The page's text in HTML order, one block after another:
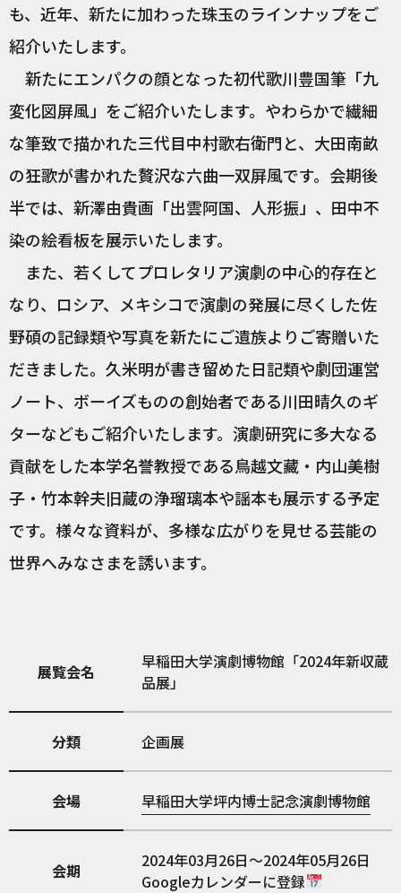
も、近年、新たに加わった珠玉のラインナップをご
紹介いたします。
新たにエンパクの顔となった初代歌川豊国筆「九
変化図屏風」をご紹介いたします。やわらかで繊細
な筆致で描かれた三代目中村歌右衛門と、大田南畝
の狂歌が書かれた贅沢な六曲一双屏風です。会期後
半では、新澤由貴画「出雲阿国、人形振」、田中不
染の絵看板を展示いたします。
また、若くしてプロレタリア演劇の中心的存在と
なり、ロシア、メキシコで演劇の発展に尽くした佐
野碩の記録類や写真を新たにご遺族よりご寄贈いた
だきました。久米明が書き留めた日記類や劇団運営
ノート、ボーイズものの創始者である川田晴久のギ
ターなどもご紹介いたします。演劇研究に多大なる
貢献をした本学名誉教授である鳥越文藏・内山美樹
子・竹本幹夫旧蔵の浄瑠璃本や謡本も展示する予定
です。様々な資料が、多様な広がりを見せる芸能の
世界へみなさまを誘います。
展覧会名
早稲田大学演劇博物館「2024年新収蔵
品展」
分類 企画展
会場 早稲田大学坪内博士記念演劇博物館
会期
2024年03月26日～2024年05月26日
Googleカレンダーに登録